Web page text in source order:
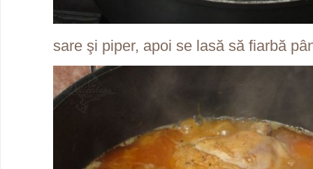
sare şi piper, apoi se lasă să fiarbă